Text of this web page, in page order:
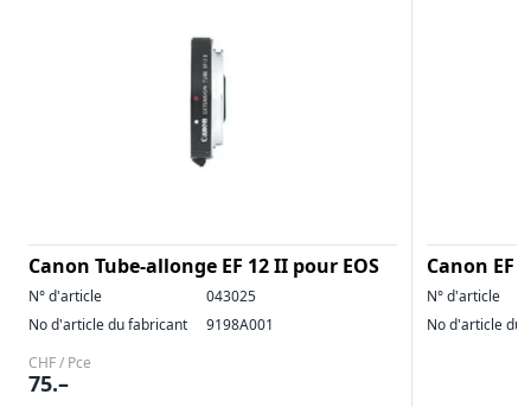
Canon Tube-allonge EF 12 II pour EOS
N° d'article
043025
No d'article du fabricant
9198A001
CHF / Pce
75.–
Canon EF
N° d'article
No d'article du